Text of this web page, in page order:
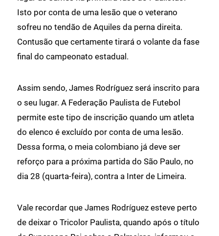
Isto por conta de uma lesão que o veterano
sofreu no tendão de Aquiles da perna direita.
Contusão que certamente tirará o volante da fase
final do campeonato estadual.
Assim sendo, James Rodríguez será inscrito para
o seu lugar. A Federação Paulista de Futebol
permite este tipo de inscrição quando um atleta
do elenco é excluído por conta de uma lesão.
Dessa forma, o meia colombiano já deve ser
reforço para a próxima partida do São Paulo, no
dia 28 (quarta-feira), contra a Inter de Limeira.
Vale recordar que James Rodríguez esteve perto
de deixar o Tricolor Paulista, quando após o título